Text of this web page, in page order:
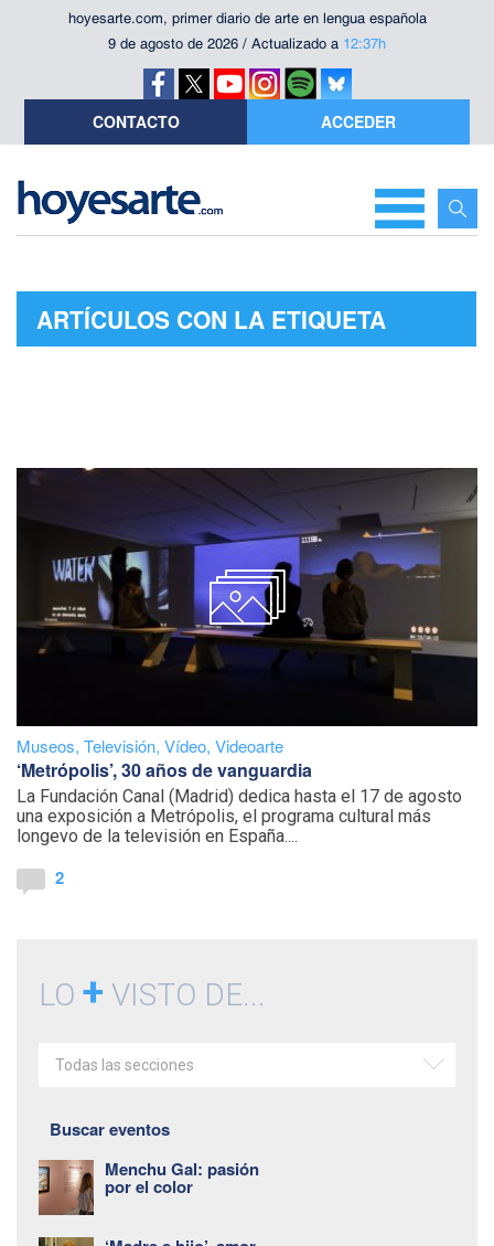
hoyesarte.com, primer diario de arte en lengua española
9 de agosto de 2026 / Actualizado a 12:37h
CONTACTO ACCEDER
ARTÍCULOS CON LA ETIQUETA
Museos, Televisión, Vídeo, Videoarte
‘Metrópolis’, 30 años de vanguardia
La Fundación Canal (Madrid) dedica hasta el 17 de agosto
una exposición a Metrópolis, el programa cultural más
longevo de la televisión en España....
2
LO + VISTO DE...
Todas las secciones
Buscar eventos
Menchu Gal: pasión
por el color